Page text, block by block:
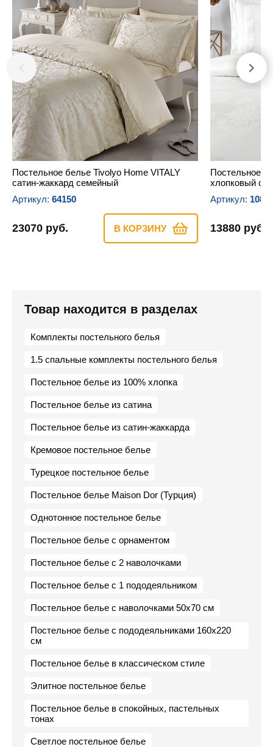
Постельное белье Tivolyo Home VITALY
сатин-жаккард семейный
Артикул: 64150
23070 руб. В КОРЗИНУ
Постельное
хлопковый
Артикул:
13880 руб.
Товар находится в разделах
Комплекты постельного белья
1.5 спальные комплекты постельного белья
Постельное белье из 100% хлопка
Постельное белье из сатина
Постельное белье из сатин-жаккарда
Кремовое постельное белье
Турецкое постельное белье
Постельное белье Maison Dor (Турция)
Однотонное постельное белье
Постельное белье с орнаментом
Постельное белье с 2 наволочками
Постельное белье с 1 пододеяльником
Постельное белье с наволочками 50х70 см
Постельное белье с пододеяльниками 160х220
см
Постельное белье в классическом стиле
Элитное постельное белье
Постельное белье в спокойных, пастельных
тонах
Светлое постельное белье